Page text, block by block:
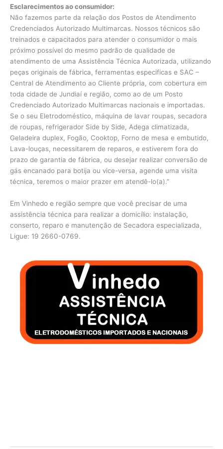
Esclarecimentos ao consumidor:
Não fazemos parte da relação dos Postos de Atendimento
Credenciados Autorizado Multimarcas. Nossos técnicos são
treinados e capacitados para atender o consumidor o mais
próximo possível do mesmo padrão de qualidade de
atendimento de uma Assistência Técnica Autorizada, utilizando
peças originais de fábrica, ferramentas especificas e SAC –
Central de Atendimento ao Cliente própria, com cobertura em
toda cidade de Jundiaí e região, como ao de um Posto
Credenciado Autorizado Multimarcas nacionais e importadas.
Se o seu Eletrodoméstico, máquina de lavar roupas, secadora
de roupas, refrigerador Side by Side, Adega climatizada,
Geladeira duplex, Fogão, Cooktop, Forno de mesa e embutido,
Lava-louças, necessitarem de reparos, e estiverem fora do
prazo de garantia de fábrica, ou desejar realizar conversão de
gás encanado para botija ou vice-versa, agende uma visita
técnica, teremos o maior prazer em atendê-lo(a).”
Em Vinhedo e região sempre que você precisar de uma
assistência técnica para realizar a domicílio: instalação,
conserto, reparo e manutenção de Secadora especializada,
Ligue: 19 2660-0769.